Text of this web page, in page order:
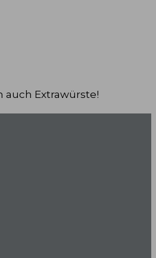
Extrawürste!